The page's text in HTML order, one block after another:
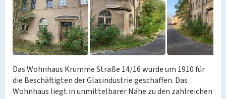
Das Wohnhaus Krumme Straße 14/16 wurde um 1910 für
die Beschäftigten der Glasindustrie geschaffen. Das
Wohnhaus liegt in unmittelbarer Nähe zu den zahlreichen